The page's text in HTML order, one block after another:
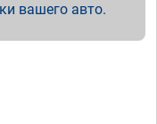
вашего авто.